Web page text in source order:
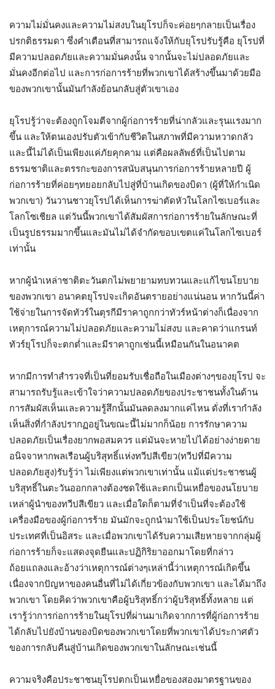
ความไม่มั่นคงและความไม่สงบในยุโรปก็จะค่อยๆกลายเป็นเรื่อง
ปรกติธรรมดา ซึ่งคำเตือนที่สามารถแจ้งให้กับยุโรปรับรู้คือ ยุโรปที่
มีความปลอดภัยและความมั่นคงนั้น จากนั้นจะไม่ปลอดภัยและ
มั่นคงอีกต่อไป และการก่อการร้ายที่พวกเขาได้สร้างขึ้นมาด้วยมือ
ของพวกเขานั้นมันกำลังย้อนกลับสู่ตัวเขาเอง
ยุโรปรู้ว่าจะต้องถูกโจมตีจากผู้ก่อการร้ายที่น่ากลัวและรุนแรงมาก
ขึ้น และให้ตนเองปรับตัวเข้ากับชีวิตในสภาพที่มีความหวาดกลัว
และนี้ไม่ได้เป็นเพียงแค่ภัยคุกคาม แต่คือผลลัพธ์ที่เป็นไปตาม
ธรรมชาติและตรรกะของการสนับสนุนการก่อการร้ายหลายปี ผู้
ก่อการร้ายที่ค่อยๆทยอยกลับไปสู่ที่บ้านเกิดของบิดา (ผู้ที่ให้กำเนิด
พวกเขา) วันวานชาวยุโรปได้เห็นการฆ่าตัดหัวในโลกไซเบอร์และ
โลกโซเชียล แต่วันนี้พวกเขาได้สัมผัสการก่อการร้ายในลักษณะที่
เป็นรูปธรรมมากขึ้นและมันไม่ได้จำกัดขอบเขตแค่ในโลกไซเบอร์
เท่านั้น
หากผู้นำเหล่าชาติตะวันตกไม่พยายามทบทวนและแก้ไขนโยบาย
ของพวกเขา อนาคตยุโรปจะเกิดอันตรายอย่างแน่นอน หากวันนี้ค่า
ใช้จ่ายในการจัดทัวร์ในตุรกีมีราคาถูกกว่าทัวร์หน้าต่างก็เนื่องจาก
เหตุการณ์ความไม่ปลอดภัยและความไม่สงบ และคาดว่าแกรนท์
ทัวร์ยุโรปก็จะตกต่ำและมีราคาถูกเช่นนี้เหมือนกันในอนาคต
หากมีการทำสำรวจที่เป็นที่ยอมรับเชื่อถือในเมืองต่างๆของยุโรป จะ
สามารถรับรู้และเข้าใจว่าความปลอดภัยของประชาชนทั้งในด้าน
การสัมผัสเห็นและความรู้สึกนั้นมันลดลงมากแค่ไหน ดั่งที่เรากำลัง
เห็นสิ่งที่กำลังปรากฏอยู่ในขณะนี้ไม่มากก็น้อย การรักษาความ
ปลอดภัยเป็นเรื่องยากพอสมควร แต่มันจะหายไปได้อย่างง่ายดาย
อนิจจาหากพลเรือนผู้บริสุทธิ์แห่งทวีปสีเขียว(ทวีปที่มีความ
ปลอดภัยสูง)รับรู้ว่า ไม่เพียงแต่พวกเขาเท่านั้น แม้แต่ประชาชนผู้
บริสุทธิ์ในตะวันออกกลางต้องชดใช้และตกเป็นเหยื่อของนโยบาย
เหล่าผู้นำของทวีปสีเขียว และเมื่อใดก็ตามที่จำเป็นที่จะต้องใช้
เครื่องมือของผู้ก่อการร้าย มันมักจะถูกนำมาใช้เป็นประโยชน์กับ
ประเทศที่เป็นอิสระ และเมื่อพวกเขาได้รับความเสียหายจากกลุ่มผู้
ก่อการร้ายก็จะแสดงจุดยืนและปฏิกิริยาออกมาโดยที่กล่าว
ถ้อยแถลงและอ้างว่าเหตุการณ์ต่างๆเหล่านี้ว่าเหตุการณ์เกิดขึ้น
เนื่องจากปัญหาของคนอื่นที่ไม่ได้เกี่ยวข้องกับพวกเขา และได้มาถึง
พวกเขา โดยคิดว่าพวกเขาคือผู้บริสุทธิ์กว่าผู้บริสุทธิ์ทั้งหลาย แต่
เรารู้ว่าการก่อการร้ายในยุโรปที่ผ่านมาเกิดจากการที่ผู้ก่อการร้าย
ได้กลับไปยังบ้านของบิดของพวกเขาโดยที่พวกเขาได้ประกาศตัว
ของการกลับคืนสู่บ้านเกิดของพวกเขาในลักษณะเช่นนี้
ความจริงคือประชาชนยุโรปตกเป็นเหยื่อของสองมาตรฐานของ